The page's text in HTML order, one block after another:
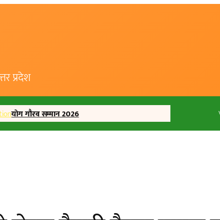
प्रदेश
योग गौरव सम्मान 2026